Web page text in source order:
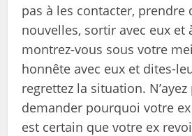
pas à les contacter, prendre
nouvelles, sortir avec eux et
montrez-vous sous votre
honnête avec eux et dites-
regrettez la situation.
demander pourquoi votre
est certain que votre ex